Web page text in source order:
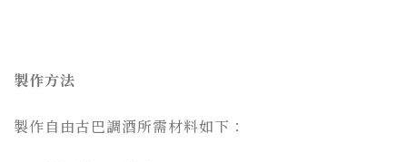
製作方法
製作自由古巴調酒所需材料如下：